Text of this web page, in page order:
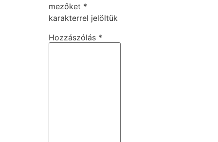
mezőket *
karakterrel jelöltük
Hozzászólás *